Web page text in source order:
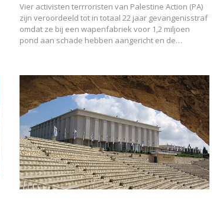
Vier activisten terrroristen van Palestine Action (PA)
zijn veroordeeld tot in totaal 22 jaar gevangenisstraf
omdat ze bij een wapenfabriek voor 1,2 miljoen
pond aan schade hebben aangericht en de…